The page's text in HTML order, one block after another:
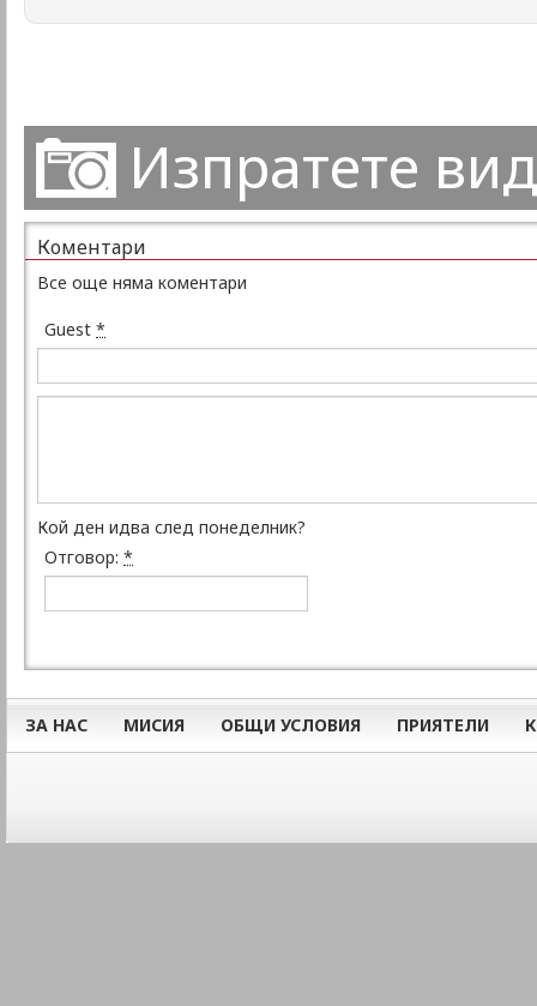
Изпратете
Коментари
Все още няма коментари
Guest *
Кой ден идва след понеделник?
Отговор: *
ЗА НАС МИСИЯ ОБЩИ УСЛОВИЯ ПРИЯТЕЛИ